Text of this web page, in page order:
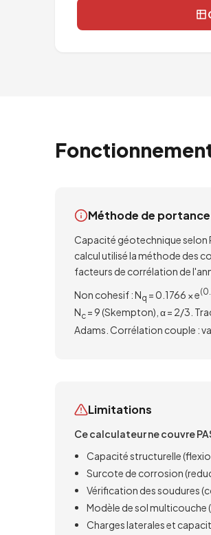
Méthode de
Capacité géotechnique selon
calcul utilisé la méthode des
facteurs de corrélation de
Non cohesif : Nq = 0.1766 × e
Nc = 9 (Skempton), α = 2/3.
Adams. Corrélation couple :
Limitations
Ce calculateur ne couvre
Capacité structurelle
Surcote de corrosion
Vérification des soudures
Modèle de sol multicouche
Charges laterales et